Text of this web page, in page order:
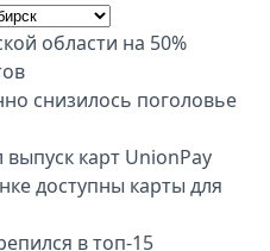
области на 50%
снизилось поголовье
карт UnionPay
доступны карты для
в топ-15